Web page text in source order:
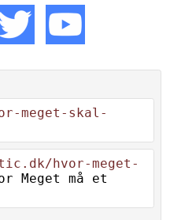
meget-skal-
hvor-meget-
Meget må et